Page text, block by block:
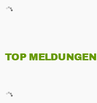
TOP MELDUNGEN